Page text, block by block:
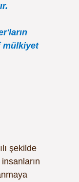
mülkiyet
şekilde